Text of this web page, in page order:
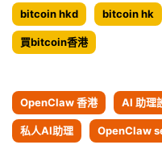
bitcoin hkd bitcoin hk
買bitcoin香港
OpenClaw 香港 AI 助理
私人AI助理 OpenClaw